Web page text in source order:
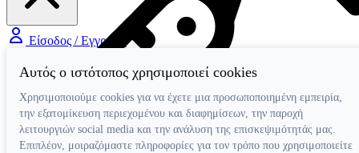
Είσοδος / Εγγραφή
Αυτός ο ιστότοπος χρησιμοποιεί cookies
Χρησιμοποιούμε cookies για να έχετε μια προσωποποιημένη εμπειρία,
την εξατομίκευση περιεχομένου και διαφημίσεων, την παροχή
λειτουργιών social media και την ανάλυση της επισκεψιμότητάς μας.
Επιπλέον, μοιραζόμαστε πληροφορίες για τον τρόπο που χρησιμοποιείτε